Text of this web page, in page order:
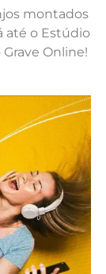
montados
até o Estúdio
Online!